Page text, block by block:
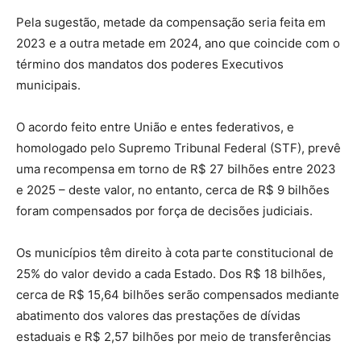
Pela sugestão, metade da compensação seria feita em
2023 e a outra metade em 2024, ano que coincide com o
término dos mandatos dos poderes Executivos
municipais.
O acordo feito entre União e entes federativos, e
homologado pelo Supremo Tribunal Federal (STF), prevê
uma recompensa em torno de R$ 27 bilhões entre 2023
e 2025 – deste valor, no entanto, cerca de R$ 9 bilhões
foram compensados por força de decisões judiciais.
Os municípios têm direito à cota parte constitucional de
25% do valor devido a cada Estado. Dos R$ 18 bilhões,
cerca de R$ 15,64 bilhões serão compensados mediante
abatimento dos valores das prestações de dívidas
estaduais e R$ 2,57 bilhões por meio de transferências